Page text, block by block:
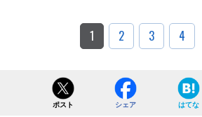
1 2 3 4
ポスト シェア はてな